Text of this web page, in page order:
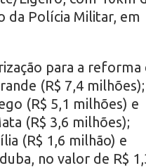
da Polícia Militar, em
para a reforma
(R$ 7,4 milhões);
(R$ 5,1 milhões) e
(R$ 3,6 milhões);
(R$ 1,6 milhão) e
no valor de R$